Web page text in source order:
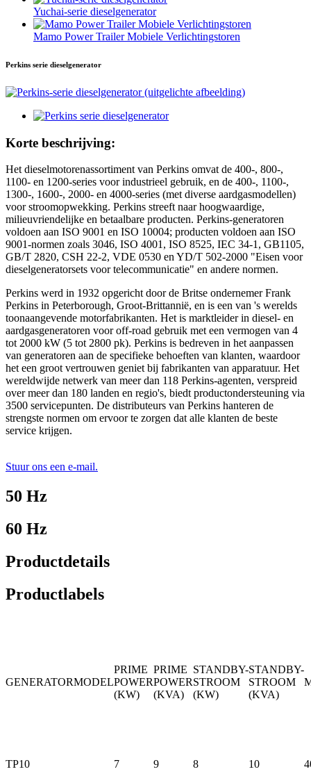
Yuchai-serie dieselgenerator
Mamo Power Trailer Mobiele Verlichtingstoren
Perkins serie dieselgenerator
Korte beschrijving:
Het dieselmotorenassortiment van Perkins omvat de 400-, 800-,
1100- en 1200-series voor industrieel gebruik, en de 400-, 1100-,
1300-, 1600-, 2000- en 4000-series (met diverse aardgasmodellen)
voor stroomopwekking. Perkins streeft naar hoogwaardige,
milieuvriendelijke en betaalbare producten. Perkins-generatoren
voldoen aan ISO 9001 en ISO 10004; producten voldoen aan ISO
9001-normen zoals 3046, ISO 4001, ISO 8525, IEC 34-1, GB1105,
GB/T 2820, CSH 22-2, VDE 0530 en YD/T 502-2000 "Eisen voor
dieselgeneratorsets voor telecommunicatie" en andere normen.
Perkins werd in 1932 opgericht door de Britse ondernemer Frank
Perkins in Peterborough, Groot-Brittannië, en is een van 's werelds
toonaangevende motorfabrikanten. Het is marktleider in diesel- en
aardgasgeneratoren voor off-road gebruik met een vermogen van 4
tot 2000 kW (5 tot 2800 pk). Perkins is bedreven in het aanpassen
van generatoren aan de specifieke behoeften van klanten, waardoor
het een groot vertrouwen geniet bij fabrikanten van apparatuur. Het
wereldwijde netwerk van meer dan 118 Perkins-agenten, verspreid
over meer dan 180 landen en regio's, biedt productondersteuning via
3500 servicepunten. De distributeurs van Perkins hanteren de
strengste normen om ervoor te zorgen dat alle klanten de beste
service krijgen.
Stuur ons een e-mail.
50 Hz
60 Hz
Productdetails
Productlabels
GENERATORMODEL
PRIME
POWER
(KW)
PRIME
POWER
(KVA)
STANDBY-
STROOM
(KW)
STANDBY-
STROOM
(KVA)
TP10 7 9 8 10